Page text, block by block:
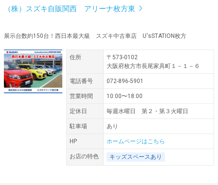
（株）スズキ自販関西 アリーナ枚方東
展示台数約150台！西日本最大級 スズキ中古車店 U'sSTATION枚方
住所
〒573-0102
大阪府枚方市長尾家具町１－１－６
電話番号 072-896-5901
営業時間 10:00〜18:00
定休日 毎週水曜日 第２・第３火曜日
駐車場 あり
HP ホームページはこちら
お店の特色 キッズスペースあり